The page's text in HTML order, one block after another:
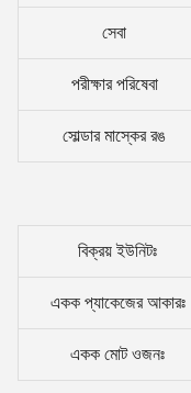
সেবা
পরীক্ষার পরিষেবা
সোল্ডার মাস্কের রঙ
বিক্রয় ইউনিটঃ
একক প্যাকেজের আকারঃ
একক মোট ওজনঃ